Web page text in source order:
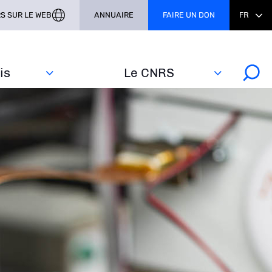
Le CNRS
SUR LE WEB ANNUAIRE FAIRE UN DON FR